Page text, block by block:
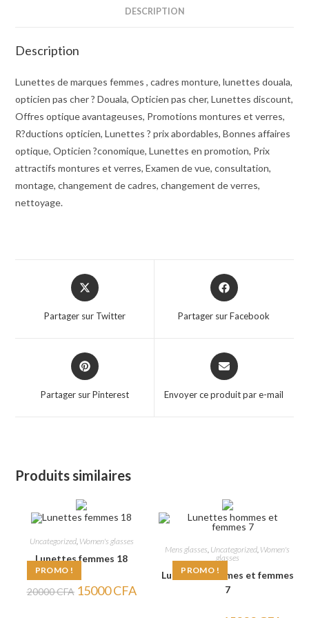
DESCRIPTION
Description
Lunettes de marques femmes , cadres monture, lunettes douala,
opticien pas cher ? Douala, Opticien pas cher, Lunettes discount,
Offres optique avantageuses, Promotions montures et verres,
R?ductions opticien, Lunettes ? prix abordables, Bonnes affaires
optique, Opticien ?conomique, Lunettes en promotion, Prix
attractifs montures et verres, Examen de vue, consultation,
montage, changement de cadres, changement de verres,
nettoyage.
Opens
in
new
Partager sur Twitter
Opens
in
Partager sur Facebook
Opens
in
Partager sur Pinterest
Opens
in
new
Envoyer ce produit par e-mail
Produits similaires
PROMO !
Uncategorized, Women's glasses
Lunettes femmes 18
20000CFA Le
prix
15000CFAprix
PROMO !
Mens glasses Uncategorized Women's
glasses
Lunettes hommes et femmes
7